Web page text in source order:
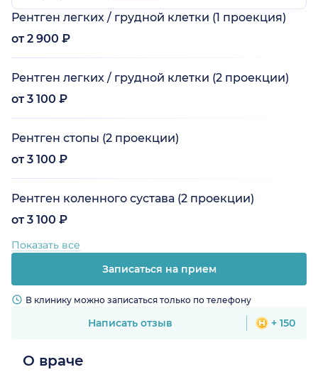
Рентген легких / грудной клетки (1 проекция)
от 2 900 ₽
Рентген легких / грудной клетки (2 проекции)
от 3 100 ₽
Рентген стопы (2 проекции)
от 3 100 ₽
Рентген коленного сустава (2 проекции)
от 3 100 ₽
Показать все
Записаться на прием
В клинику можно записаться только по телефону
Написать отзыв + 150
О враче